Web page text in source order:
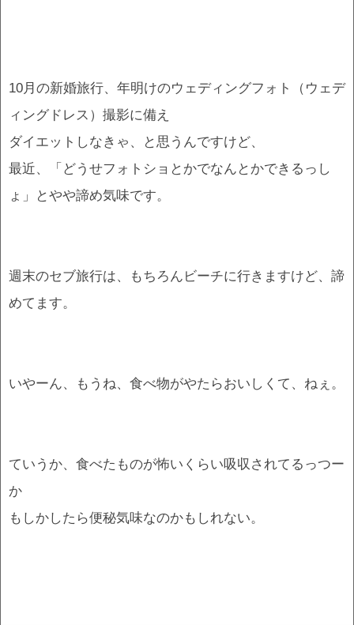
10月の新婚旅行、年明けのウェディングフォト（ウェデ
ィングドレス）撮影に備え
ダイエットしなきゃ、と思うんですけど、
最近、「どうせフォトショとかでなんとかできるっし
ょ」とやや諦め気味です。
週末のセブ旅行は、もちろんビーチに行きますけど、諦
めてます。
いやーん、もうね、食べ物がやたらおいしくて、ねぇ。
ていうか、食べたものが怖いくらい吸収されてるっつー
か
もしかしたら便秘気味なのかもしれない。